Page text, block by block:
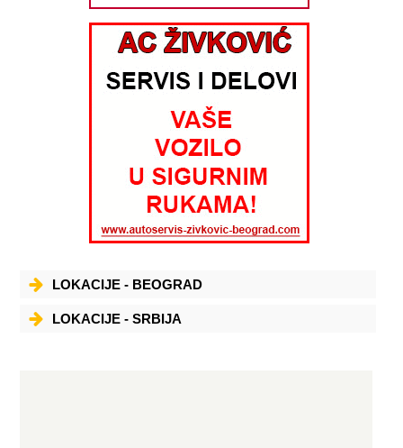
LOKACIJE - BEOGRAD
LOKACIJE - SRBIJA